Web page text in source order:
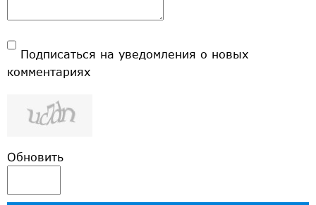
Подписаться на уведомления о новых
комментариях
Обновить